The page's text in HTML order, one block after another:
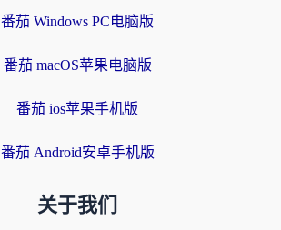
番茄 Windows PC电脑版
番茄 macOS苹果电脑版
番茄 ios苹果手机版
番茄 Android安卓手机版
关于我们